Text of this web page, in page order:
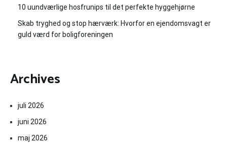
10 uundværlige hosfrunips til det perfekte hyggehjørne
Skab tryghed og stop hærværk: Hvorfor en ejendomsvagt er
guld værd for boligforeningen
Archives
juli 2026
juni 2026
maj 2026